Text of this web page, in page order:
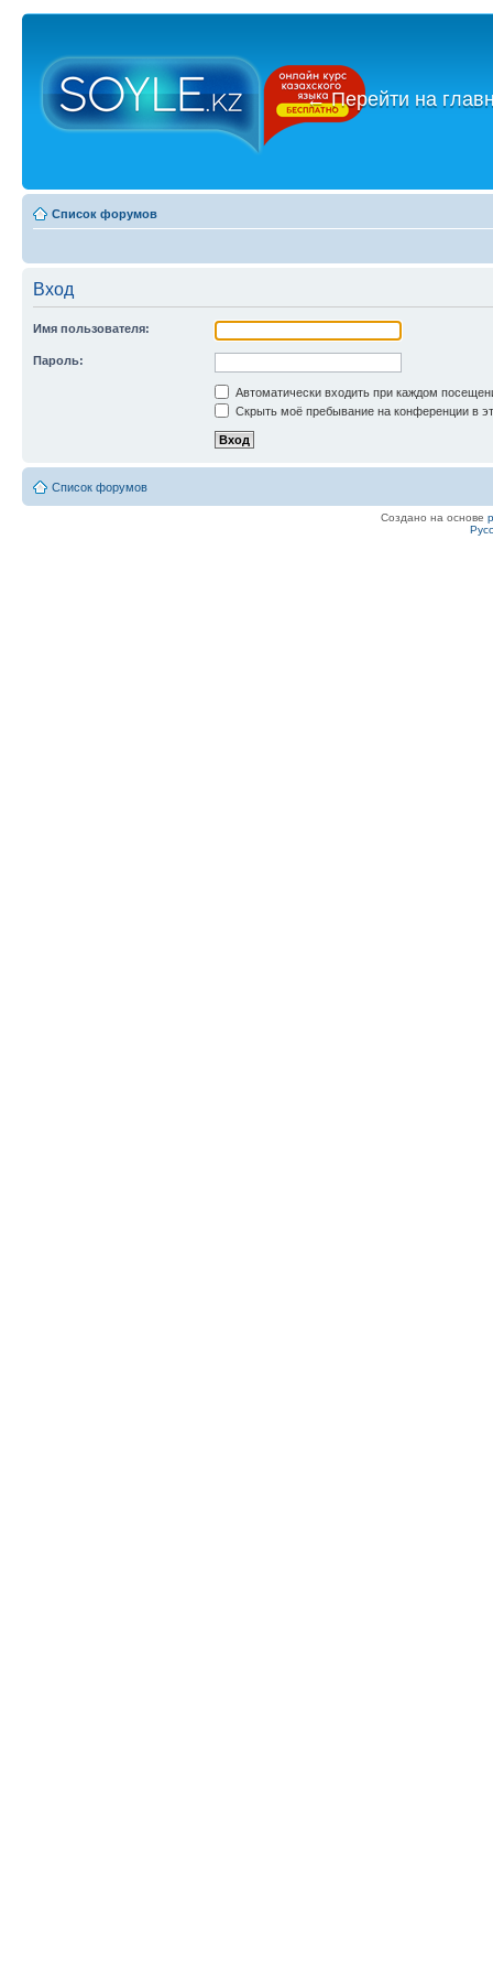
←Перейти на
Список форумов
Вход
Имя пользователя:
Пароль:
Автоматически входить при каждом
Скрыть моё пребывание на конференции в
Список форумов
Создано на основе